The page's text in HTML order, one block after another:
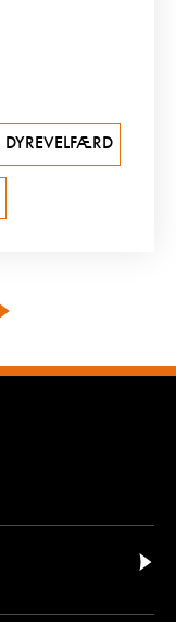
DYREVELFÆRD
Next